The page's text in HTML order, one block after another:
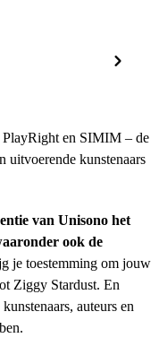
PlayRight en SIMIM – de
uitvoerende kunstenaars
van Unisono het
ook de
je toestemming om jouw
Ziggy Stardust. En
auteurs en